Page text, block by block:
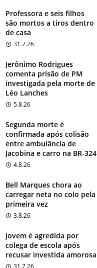
Professora e seis filhos
são mortos a tiros dentro
de casa
31.7.26
Jerônimo Rodrigues
comenta prisão de PM
investigada pela morte de
Léo Lanches
5.8.26
Segunda morte é
confirmada após colisão
entre ambulância de
Jacobina e carro na BR-324
4.8.26
Bell Marques chora ao
carregar neta no colo pela
primeira vez
3.8.26
Jovem é agredida por
colega de escola após
recusar investida amorosa
31.7.26